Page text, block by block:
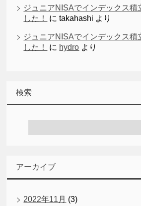
ジュニアNISAでインデックス積
した！
にtakahashi より
ジュニアNISAでインデックス積
した！
に hydro より
検索
アーカイブ
2022年11月 (3)